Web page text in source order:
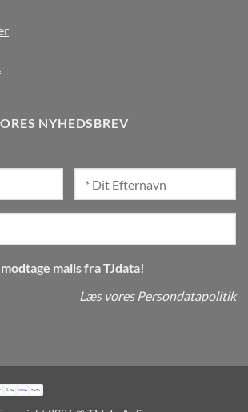
NYHEDSBREV
mails fra TJdata!
Læs vores Persondatapolitik